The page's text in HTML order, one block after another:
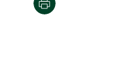
הדפסה